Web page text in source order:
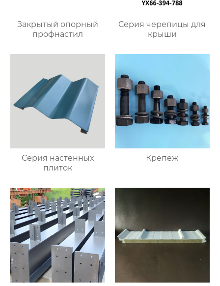
Закрытый опорный
профнастил
Серия черепицы для
крыши
Серия настенных
плиток
Крепеж